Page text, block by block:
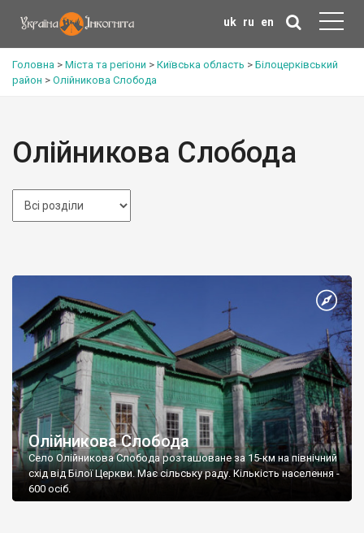
uk ru en
Головна > Міста та регіони > Київська область > Білоцерківський
район > Олійникова Слобода
Олійникова Слобода
Олійникова Слобода
Село Олійникова Слобода розташоване за 15-км на північний
схід від Білої Церкви. Має сільську раду. Кількість населення -
600 осіб.